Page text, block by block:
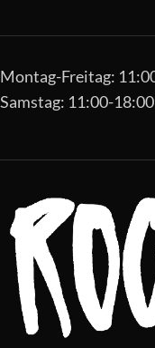
Montag-Freitag:
Samstag: 11:00-18:00